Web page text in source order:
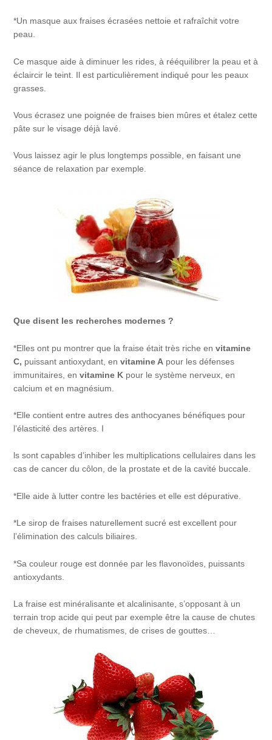
*Un masque aux fraises écrasées nettoie et rafraîchit votre
peau.
Ce masque aide à diminuer les rides, à rééquilibrer la peau et à
éclaircir le teint. Il est particulièrement indiqué pour les peaux
grasses.
Vous écrasez une poignée de fraises bien mûres et étalez cette
pâte sur le visage déjà lavé.
Vous laissez agir le plus longtemps possible, en faisant une
séance de relaxation par exemple.
Que disent les recherches modernes ?
*Elles ont pu montrer que la fraise était très riche envitamine
C, puissant antioxydant, envitamine A pour les défenses
immunitaires, envitamine K pour le système nerveux, en
calcium et en magnésium.
*Elle contient entre autres des anthocyanes bénéfiques pour
l’élasticité des artères. I
ls sont capables d’inhiber les multiplications cellulaires dans les
cas de cancer du côlon, de la prostate et de la cavité buccale.
*Elle aide à lutter contre les bactéries et elle est dépurative.
*Le sirop de fraises naturellement sucré est excellent pour
l’élimination des calculs biliaires.
*Sa couleur rouge est donnée par les flavonoïdes, puissants
antioxydants.
La fraise est minéralisante et alcalinisante, s’opposant à un
terrain trop acide qui peut par exemple être la cause de chutes
de cheveux, de rhumatismes, de crises de gouttes…